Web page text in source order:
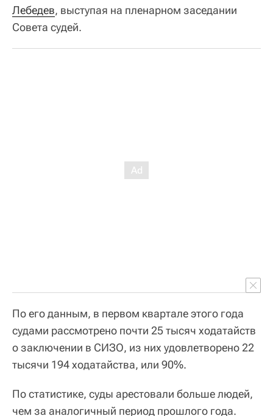
Лебедев, выступая на пленарном заседании
Совета судей.
По его данным, в первом квартале этого года
судами рассмотрено почти 25 тысяч ходатайств
о заключении в СИЗО, из них удовлетворено 22
тысячи 194 ходатайства, или 90%.
По статистике, суды арестовали больше людей,
чем за аналогичный период прошлого года.